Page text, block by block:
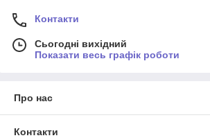
Контакти
Сьогодні вихідний
Показати весь графік роботи
Про нас
Контакти